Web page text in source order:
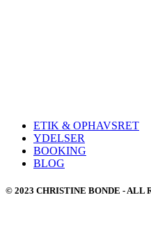
ETIK & OPHAVSRET
YDELSER
BOOKING
BLOG
© 2023 CHRISTINE BONDE - ALL